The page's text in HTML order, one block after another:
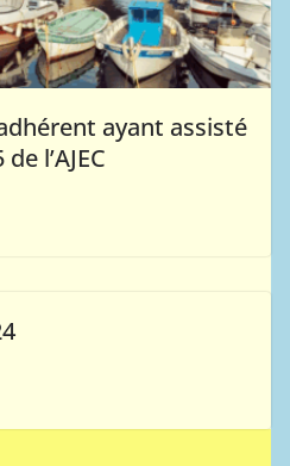
ayant assisté
l’AJEC